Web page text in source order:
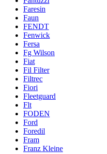
Faresin
Faun
FENDT
Fenwick
Fersa
Fg Wilson
Fiat
Fil Filter
Filtrec
Fiori
Fleetguard
Flt
FODEN
Ford
Foredil
Fram
Franz Kleine